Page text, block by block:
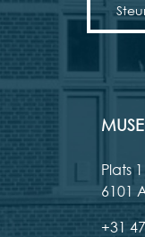
Plats 1
6101
+31